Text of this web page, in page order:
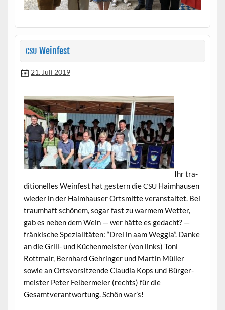
CSU Weinfest
21. Juli 2019
Ihr tra­
di­tionelles Wein­fest hat gestern dieCSUHaimhausen
wieder in der Haimhauser Ortsmitte ver­anstal­tet. Bei
traumhaft schönem, sog­ar fast zu warmem Wet­ter,
gab es neben dem Wein — wer hätte es gedacht? —
fränkische Spezial­itäten: “Drei in aam Weg­gla”. Danke
an die Grill- und Küchen­meis­ter (von links) Toni
Rottmair, Bern­hard Gehringer und Mar­tin Müller
sowie an Ortsvor­sitzende Clau­dia Kops und Bürg­er­
meis­ter Peter Fel­ber­meier (rechts) für die
Gesamtver­ant­wor­tung. Schön war’s!